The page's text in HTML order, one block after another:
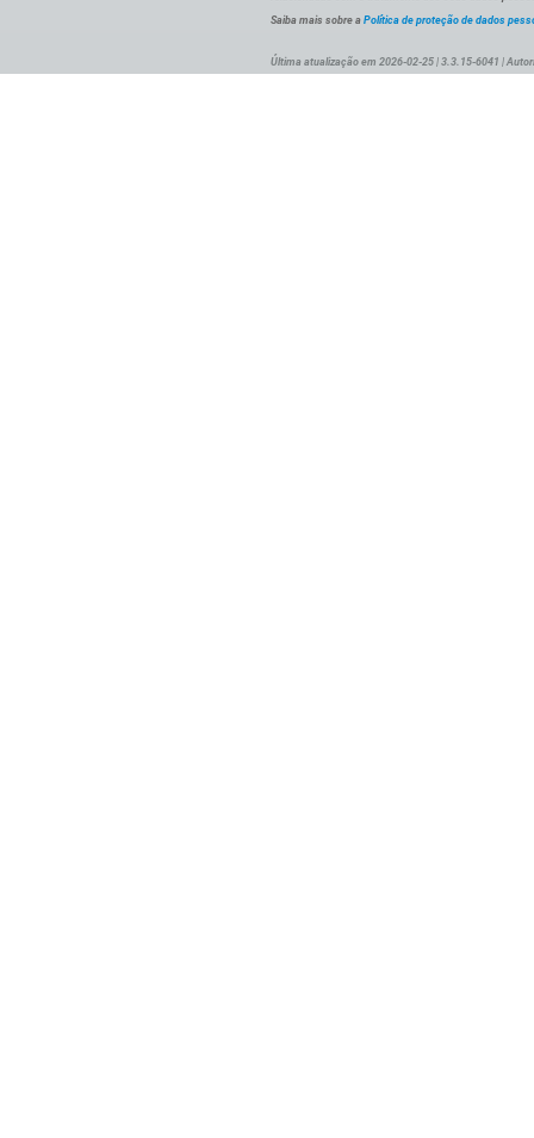
Saiba mais sobre a Política de proteção de dados
Última atualização em 2026-02-25 | 3.3.15-6041 |